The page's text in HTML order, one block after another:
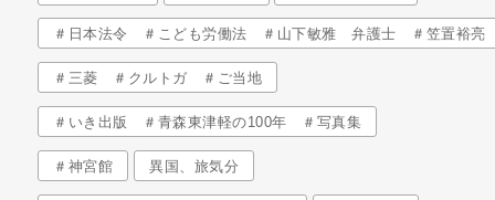
＃日本法令 ＃こども労働法 ＃山下敏雅 弁護士 ＃笠置裕亮
＃三菱 ＃クルトガ ＃ご当地
＃いき出版 ＃青森東津軽の100年 ＃写真集
＃神宮館 異国、旅気分